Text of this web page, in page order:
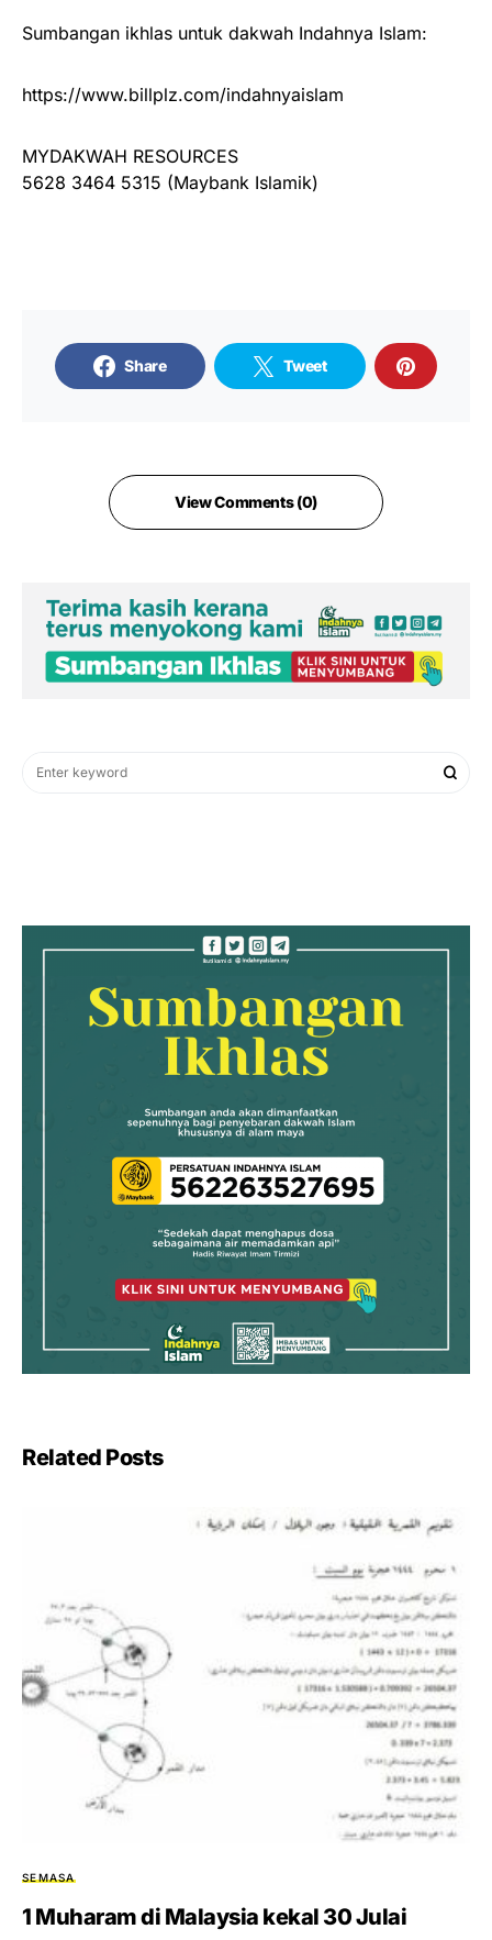
Sumbangan ikhlas untuk dakwah Indahnya Islam:
https://www.billplz.com/indahnyaislam
MYDAKWAH RESOURCES
5628 3464 5315 (Maybank Islamik)
Share Tweet
View Comments (0)
Related Posts
SEMASA
1 Muharam di Malaysia kekal 30 Julai